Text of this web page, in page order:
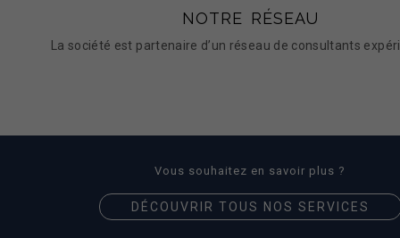
NOTRE RÉSEAU
La société est partenaire d’un réseau de consultants
Vous souhaitez en savoir plus ?
DÉCOUVRIR TOUS NOS SERVICES